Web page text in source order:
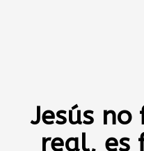
Jesús
real, es